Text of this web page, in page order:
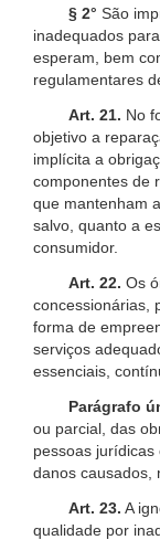
§ 2° São
inadequados
esperam, bem
regulamentares
Art. 21. No
objetivo a
implícita a
componentes de
que mantenham
salvo, quanto a
consumidor.
Art. 22. Os
concessionárias,
forma de
serviços
essenciais,
Parágrafo
ou parcial, das
pessoas
danos causados,
Art. 23. A
qualidade por